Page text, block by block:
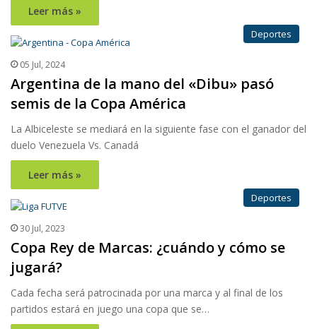
Leer más »
Deportes
05 Jul, 2024
Argentina de la mano del «Dibu» pasó
semis de la Copa América
La Albiceleste se mediará en la siguiente fase con el ganador del
duelo Venezuela Vs. Canadá
Leer más »
Deportes
30 Jul, 2023
Copa Rey de Marcas: ¿cuándo y cómo se
jugará?
Cada fecha será patrocinada por una marca y al final de los
partidos estará en juego una copa que se…